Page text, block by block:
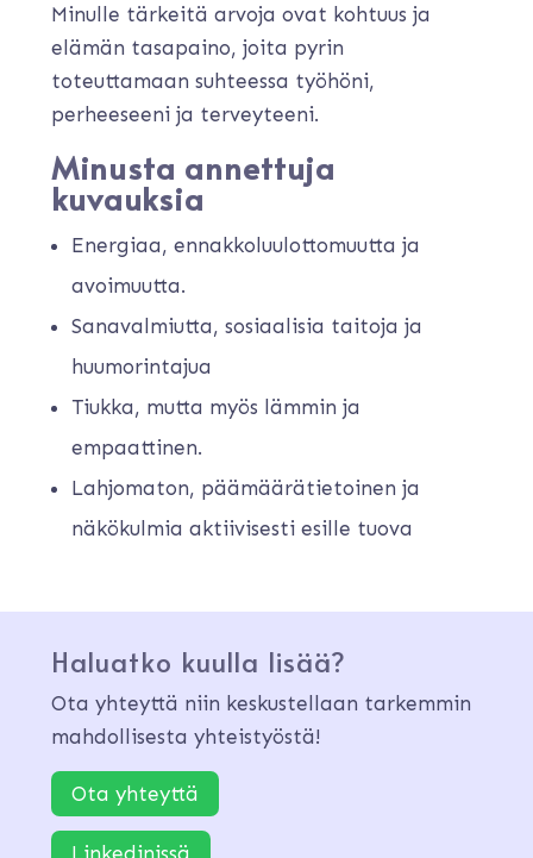
Minulle tärkeitä arvoja ovat kohtuus ja
elämän tasapaino, joita pyrin
toteuttamaan suhteessa työhöni,
perheeseeni ja terveyteeni.
Minusta annettuja
kuvauksia
Energiaa, ennakkoluulottomuutta ja
avoimuutta.
Sanavalmiutta, sosiaalisia taitoja ja
huumorintajua
Tiukka, mutta myös lämmin ja
empaattinen.
Lahjomaton, päämäärätietoinen ja
näkökulmia aktiivisesti esille tuova
Haluatko kuulla lisää?
Ota yhteyttä niin keskustellaan tarkemmin
mahdollisesta yhteistyöstä!
Ota yhteyttä